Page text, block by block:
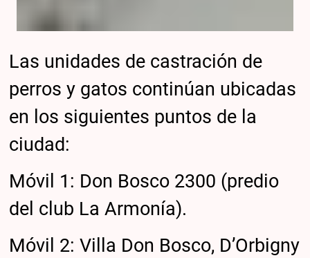
Las unidades de castración de
perros y gatos continúan ubicadas
en los siguientes puntos de la
ciudad:
Móvil 1: Don Bosco 2300 (predio
del club La Armonía).
Móvil 2: Villa Don Bosco, D’Orbigny